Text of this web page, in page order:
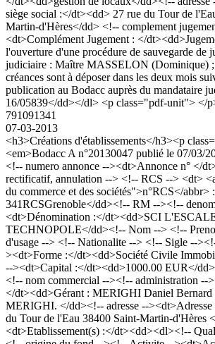
siège social :</dt><dd> 27 rue du Tour de
Martin-d'Hères</dd> <!-- complement
<dt>Complément Jugement : </
l'ouverture d'une procédure de sauvegarde de
judiciaire : Maître MASSELON (Dominique) ;
créances sont à déposer dans les deux mois
publication au Bodacc auprès du mandataire
16/05839</dd></dl> <p class="pdf-unit"> </
791091341
07-03-2013
<h3>Créations d'établissements</h3><p
<em>Bodacc A n°20130047 publié le 07/03/
<!-- numero annonce --><dt>Annonce n° </
rectificatif, annulation --> <!-- RCS --> <dt>
du commerce et des sociétés">n°RCS</abbr>
341RCSGrenoble</dd><!-- RM --><!--
<dt>Dénomination :</dt><dd>SCI
TECHNOPOLE</dd><!-- Nom --> <!--
d'usage --> <!-- Nationalite --> <!-- Sigle --
><dt>Forme :</dt><dd>Société Civile
--><dt>Capital :</dt><dd>1000.00 EUR</
<!-- nom commercial --><!-- administration --
</dt><dd>Gérant : MERIGHI Daniel Bernard
MERIGHI. </dd><!-- adresse --
du Tour de l'Eau 38400 Saint-Martin-d'Hères
<dt>Etablissement(s) :</dt><dd><dl><!--